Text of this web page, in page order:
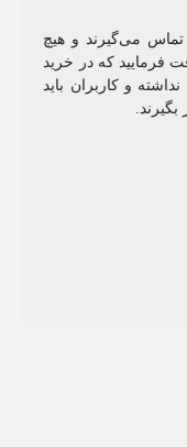
تماس می‌گیرند و هیچ
فرمایید که در خرید
و کاربران باید